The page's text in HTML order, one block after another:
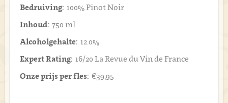
Bedruiving: 100% Pinot Noir
Inhoud: 750 ml
Alcoholgehalte: 12.0%
Expert Rating: 16/20 La Revue du Vin de France
Onze prijs per fles: €39,95